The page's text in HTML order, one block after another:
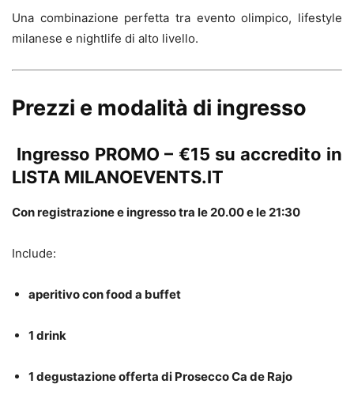
Una combinazione perfetta tra evento olimpico, lifestyle
milanese e nightlife di alto livello.
Prezzi e modalità di ingresso
Ingresso PROMO – €15 su accredito in
LISTA MILANOEVENTS.IT
Con registrazione e ingresso tra le 20.00 e le 21:30
Include:
aperitivo con food a buffet
1 drink
1 degustazione offerta di Prosecco Ca de Rajo